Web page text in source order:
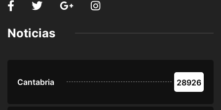
Noticias
Cantabria 28926